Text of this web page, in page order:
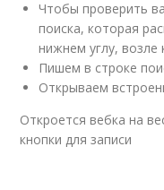
Чтобы проверить
поиска, которая
нижнем углу, возле
Пишем в строке
Открываем
Откроется вебка на
кнопки для записи